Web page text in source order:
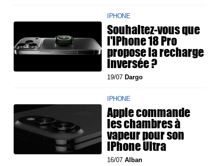
IPHONE
Souhaitez-vous que
l'iPhone 18 Pro
propose la recharge
inversée ?
19/07 Dargo
IPHONE
Apple commande
les chambres à
vapeur pour son
iPhone Ultra
16/07Alban